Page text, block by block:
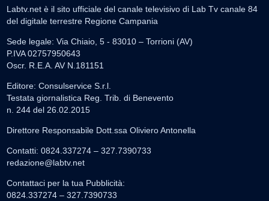
Labtv.net è il sito ufficiale del canale televisivo di Lab Tv canale 84
del digitale terrestre Regione Campania
Sede legale: Via Chiaio, 5 - 83010 – Torrioni (AV)
P.IVA 02757950643
Oscr. R.E.A. AV N.181151
Editore: Consulservice S.r.l.
Testata giornalistica Reg. Trib. di Benevento
n. 244 del 26.02.2015
Direttore Responsabile Dott.ssa Oliviero Antonella
Contatti: 0824.337274 – 327.7390733
redazione@labtv.net
Contattaci per la tua Pubblicità:
0824.337274 – 327.7390733